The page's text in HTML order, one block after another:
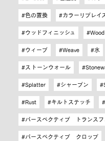
色の置換 カラーリプレイ
ウッドフィニッシュ
ウィーブ Weave 水
ストーンウォール
Splatter シャープン
Rust キルトステッチ
パースペクティブ トランスフ
パースペクティブ クロップ